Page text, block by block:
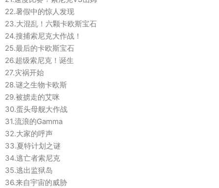
22.暑假中的惊人发现
23.大混乱！六颗卡欧斯宝石
24.搜捕索尼克大作战！
25.最后的卡欧斯宝石
26.超级索尼克！诞生
27.灾祸开始
28.谜之生物卡欧斯
29.被掳走的艾咪
30.蛋头母舰大作战
31.流浪的Gamma
32.大家的呼声
33.夏特计划之谜
34.逃亡者索尼克
35.逃出监狱岛
36.来自宇宙的威胁